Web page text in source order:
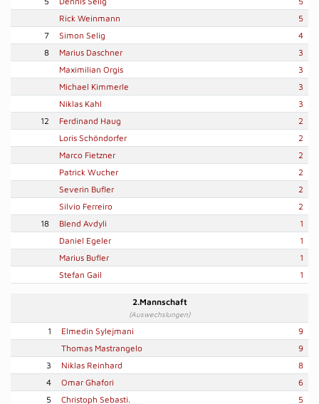
Rick Weinmann
5
7
Simon Selig
4
8
Marius Daschner
3
Maximilian Orgis
3
Michael Kimmerle
3
Niklas Kahl
3
12
Ferdinand Haug
2
Loris Schöndorfer
2
Marco Fietzner
2
Patrick Wucher
2
Severin Bufler
2
Silvio Ferreiro
2
18
Blend Avdyli
1
Daniel Egeler
1
Marius Bufler
1
Stefan Gail
1
2.Mannschaft
(Auswechslungen)
1 Elmedin Sylejmani
9
Thomas Mastrangelo
9
3
Niklas Reinhard
8
4
Omar Ghafori
6
5
Christoph Sebasti.
5